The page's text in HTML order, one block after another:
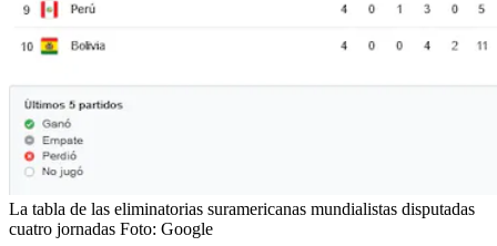
La tabla de las eliminatorias suramericanas mundialistas disputadas
cuatro jornadas Foto: Google